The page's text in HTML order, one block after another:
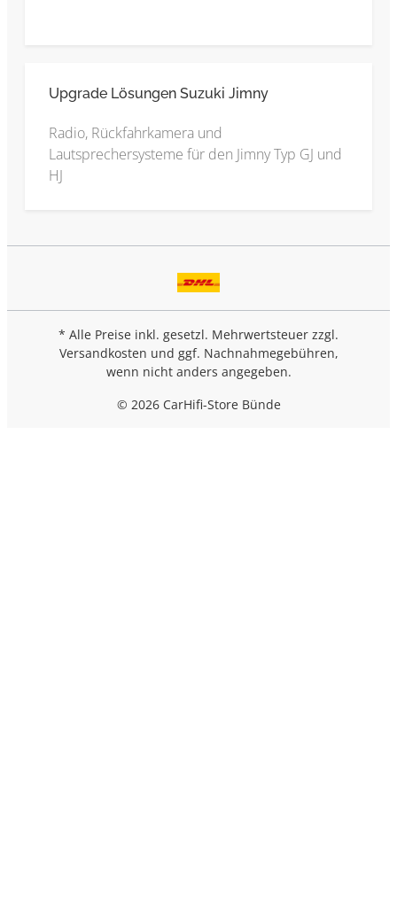
Upgrade Lösungen Suzuki Jimny
Radio, Rückfahrkamera und
Lautsprechersysteme für den Jimny Typ GJ und
HJ
* Alle Preise inkl. gesetzl. Mehrwertsteuer zzgl.
Versandkosten und ggf. Nachnahmegebühren,
wenn nicht anders angegeben.
© 2026 CarHifi-Store Bünde